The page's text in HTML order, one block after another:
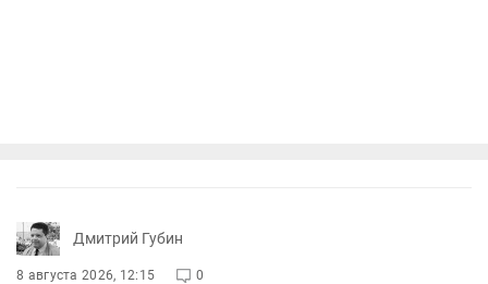
Дмитрий Губин
8 августа 2026, 12:15 0